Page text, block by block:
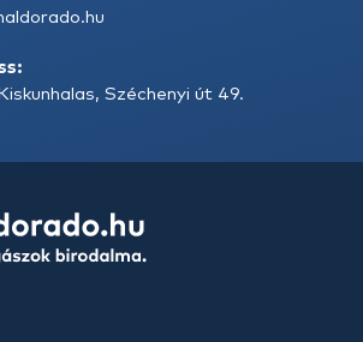
Széchenyi út 49.